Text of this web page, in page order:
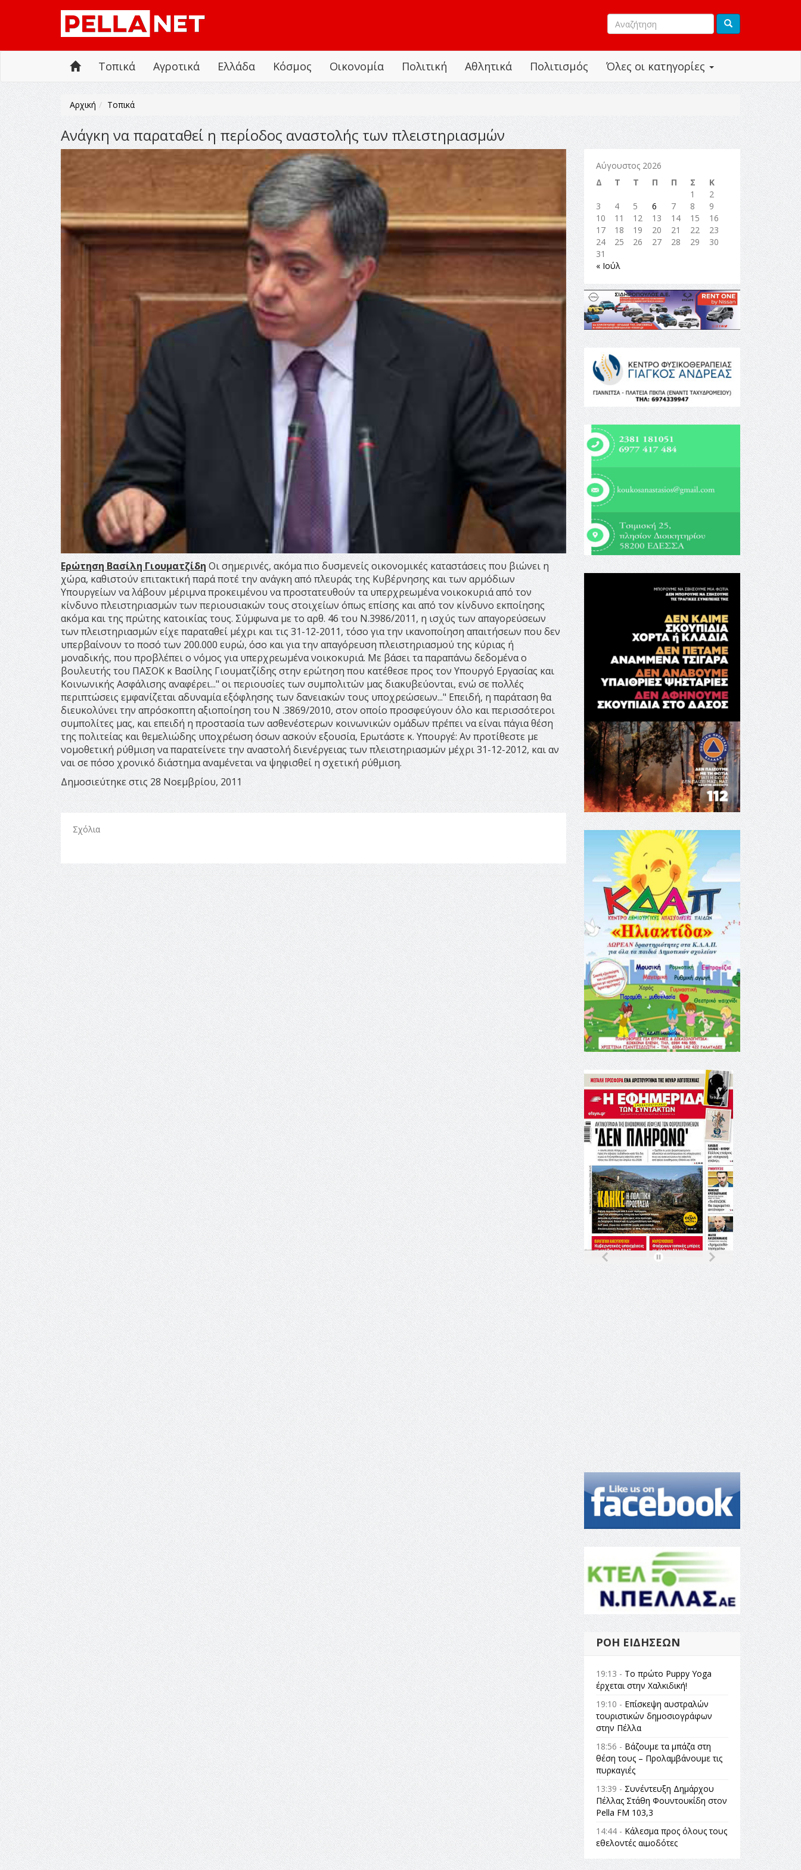
Όλες οι κατηγορίες
Τοπικά Αγροτικά Ελλάδα Κόσμος Οικονομία Πολιτική Αθλητικά Πολιτισμός
Αρχική Τοπικά
Ανάγκη να παραταθεί η περίοδος αναστολής των πλειστηριασμών
Ερώτηση Βασίλη ΓιουματζίδηΟι σημερινές, ακόμα πιο δυσμενείς οικονομικές καταστάσεις που βιώνει η
χώρα, καθιστούν επιτακτική παρά ποτέ την ανάγκη από πλευράς της Κυβέρνησης και των αρμόδιων
Υπουργείων να λάβουν μέριμνα προκειμένου να προστατευθούν τα υπερχρεωμένα νοικοκυριά από τον
κίνδυνο πλειστηριασμών των περιουσιακών τους στοιχείων όπως επίσης και από τον κίνδυνο εκποίησης
ακόμα και της πρώτης κατοικίας τους. Σύμφωνα με το αρθ. 46 του Ν.3986/2011, η ισχύς των απαγορεύσεων
των πλειστηριασμών είχε παραταθεί μέχρι και τις 31-12-2011, τόσο για την ικανοποίηση απαιτήσεων που δεν
υπερβαίνουν το ποσό των 200.000 ευρώ, όσο και για την απαγόρευση πλειστηριασμού της κύριας ή
μοναδικής, που προβλέπει ο νόμος για υπερχρεωμένα νοικοκυριά. Με βάσει τα παραπάνω δεδομένα ο
βουλευτής του ΠΑΣΟΚ κ Βασίλης Γιουματζίδης στην ερώτηση που κατέθεσε προς τον Υπουργό Εργασίας και
Κοινωνικής Ασφάλισης αναφέρει..." οι περιουσίες των συμπολιτών μας διακυβεύονται, ενώ σε πολλές
περιπτώσεις εμφανίζεται αδυναμία εξόφλησης των δανειακών τους υποχρεώσεων..." Επειδή, η παράταση θα
διευκολύνει την απρόσκοπτη αξιοποίηση του Ν .3869/2010, στον οποίο προσφεύγουν όλο και περισσότεροι
συμπολίτες μας, και επειδή η προστασία των ασθενέστερων κοινωνικών ομάδων πρέπει να είναι πάγια θέση
της πολιτείας και θεμελιώδης υποχρέωση όσων ασκούν εξουσία, Ερωτάστε κ. Υπουργέ: Αν προτίθεστε με
νομοθετική ρύθμιση να παρατείνετε την αναστολή διενέργειας των πλειστηριασμών μέχρι 31-12-2012, και αν
ναι σε πόσο χρονικό διάστημα αναμένεται να ψηφισθεί η σχετική ρύθμιση.
Δημοσιεύτηκε στις 28 Νοεμβρίου, 2011
Σχόλια
Αύγουστος 2026
Δ
Τ Τ Π Π Σ
Κ
1
2
3
4 5 6 7 8
9
10
11 12 13 14 15
16
17
18 19 20 21 22
23
24
25 26 27 28 29
30
31
« Ιούλ
ΡΟΉ ΕΙΔΉΣΕΩΝ
19:13 - Το πρώτο Puppy Yoga
έρχεται στην Χαλκιδική!
19:10 - Επίσκεψη αυστραλών
τουριστικών δημοσιογράφων
στην Πέλλα
18:56 - Βάζουμε τα μπάζα στη
θέση τους – Προλαμβάνουμε τις
πυρκαγιές
13:39 - Συνέντευξη Δημάρχου
Πέλλας Στάθη Φουντουκίδη στον
Pella FM 103,3
14:44 - Κάλεσμα προς όλους τους
εθελοντές αιμοδότες
14:23 -Όλη η Ελλάδα ένας